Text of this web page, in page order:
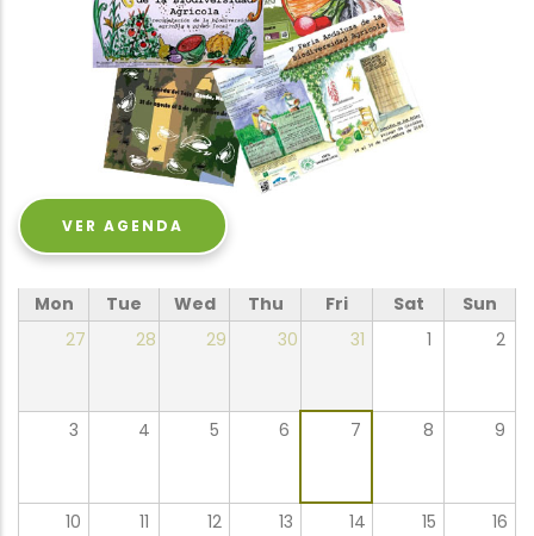
VER AGENDA
Mon Tue Wed Thu Fri Sat
Sun
27
28 29 30 31 1 2
3 4 5 6 7 8 9
10 11 12 13 14 15 16